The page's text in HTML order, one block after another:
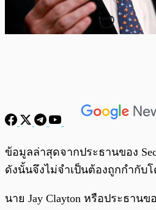
พร้อมเล่น
ข้อมูลล่าสุดจากประธานของ
ดังนั้นจึงไม่จำเป็นต้องถูกกำกับ
นาย Jay Clayton หรือประธาน